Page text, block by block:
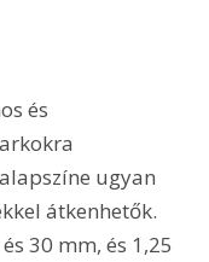
és
ugyan
átkenhetők.
30 mm, és 1,25